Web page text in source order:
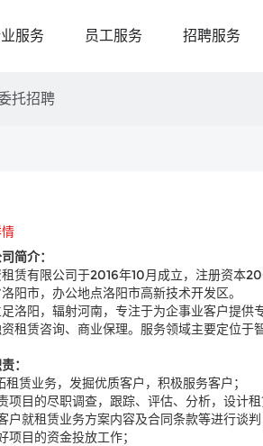
服务 员工服务 招聘服务
托招聘
简介：
赁有限公司于2016年10月成立，注册资本
阳市，办公地点洛阳市高新技术开发区。
洛阳，辐射河南，专注于为企事业客户提
租赁咨询、商业保理。服务领域主要定位于
：
租赁业务，发掘优质客户，积极服务客户；
项目的尽职调查，跟踪、评估、分析，设计
户就租赁业务方案内容及合同条款等进行谈判
项目的资金投放工作；